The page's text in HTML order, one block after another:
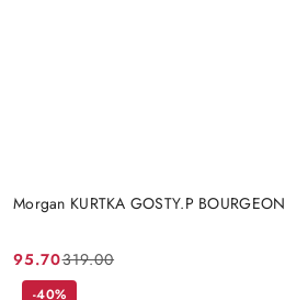
Morgan KURTKA GOSTY.P BOURGEON
Cena
95.70
Cena
319.00
-40%